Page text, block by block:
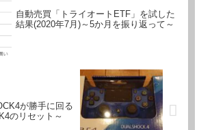
自動売買「トライオートETF」を試した
結果(2020年7月)～5か月を振り返って～
が勝手に回る
のリセット～